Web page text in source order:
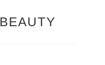
BEAUTY